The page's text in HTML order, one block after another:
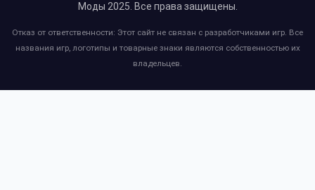
Моды 2025. Все права защищены.
Отказ от ответственности: Этот сайт не связан с разработчиками игр. Все
названия игр, логотипы и товарные знаки являются собственностью их
владельцев.